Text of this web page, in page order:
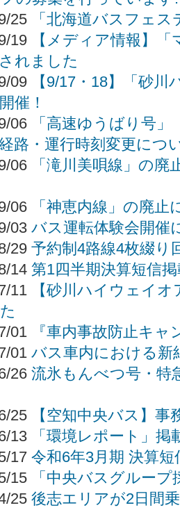
25
「北海道バスフェ
19
【メディア情報】
れました
09
【9/17・18】「砂
催！
06
「高速ゆうばり号
路・運行時刻変更につ
06
「滝川美唄線」の
06
「神恵内線」の廃止
03 バス運転体験会開催
29 予約制4路線4枚綴り
14 第1四半期決算短信
11
【砂川ハイウェイ
01
『車内事故防止キ
01 バス車内における新
26 流氷もんべつ号・特
25
【空知中央バス】
13
「環境レポート」掲
17 令和6年3月期 決算短
15
「中央バスグルー
25 後志エリアが2日間